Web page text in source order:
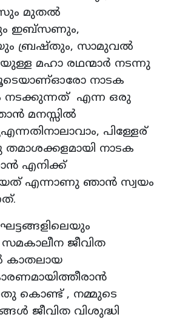
മുതൽ
ഇബ്‌സണും,
ബ്രഷ്‌തും, സാമുവൽ
മഹാ രഥന്മാർ നടന്നു
നാടക
നടക്കുന്നത് എന്ന ഒരു
മനസ്സിൽ
പിള്ളേര്
നാടക
എനിക്ക്
എന്നാണു ഞാൻ സ്വയം
ജീവിത
കാതലായ
കൊണ്ട് , നമ്മുടെ
ജീവിത വിശുദ്ധി